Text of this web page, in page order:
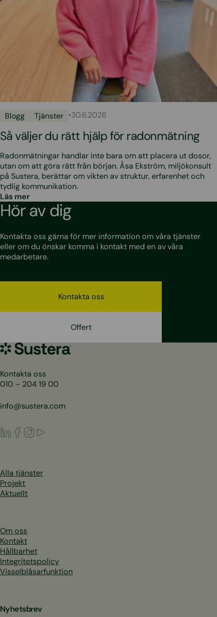
Blogg Tjänster •30.6.2026
Så väljer du rätt hjälp för radonmätning
Radonmätningar handlar inte bara om att placera ut dosor,
utan om att göra rätt från början. Åsa Ekström, miljökonsult
på Sustera, berättar om vikten av struktur, erfarenhet och
tydlig kommunikation.
Läs mer
Hör av dig
Kontakta oss gärna för mer information om våra tjänster
eller om du önskar komma i kontakt med en av våra
medarbetare.
Kontakta oss
Offert
Sustera
Sweden
Kontakta oss
010 – 204 19 00
info@sustera.com
LinkedIn
Facebook
Instagram
Alla tjänster
Projekt
Aktuellt
Om oss
Kontakt
Hållbarhet
Integritetspolicy
Visselblåsarfunktion
Nyhetsbrev